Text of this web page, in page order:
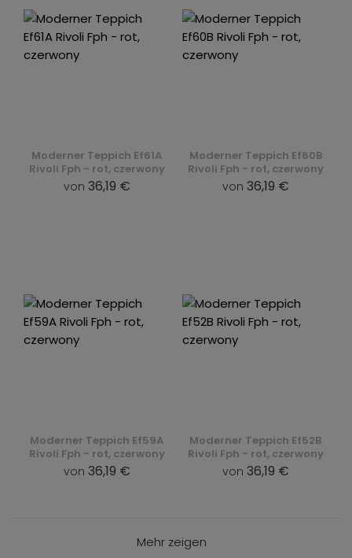
Moderner Teppich Ef61A
Rivoli Fph - rot, czerwony
von 36,19 €
Moderner Teppich Ef60B
Rivoli Fph - rot, czerwony
von 36,19 €
Moderner Teppich Ef59A
Rivoli Fph - rot, czerwony
von 36,19 €
Moderner Teppich Ef52B
Rivoli Fph - rot, czerwony
von 36,19 €
Mehr zeigen